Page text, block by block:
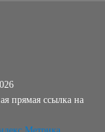
прямая ссылка на